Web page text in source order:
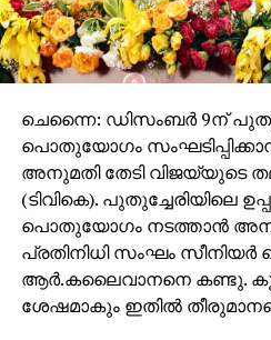
ചെന്നൈ: ഡിസംബർ 9ന്
പൊതുയോഗം
അനുമതി തേടി വിജയ്​യുടെ
(ടിവികെ). പുതുച്ചേരിയിലെ
പൊതുയോഗം നടത്താൻ
പ്രതിനിധി സംഘം
ആർ.കലൈവാനനെ കണ്ടു.
ശേഷമാകും ഇതിൽ